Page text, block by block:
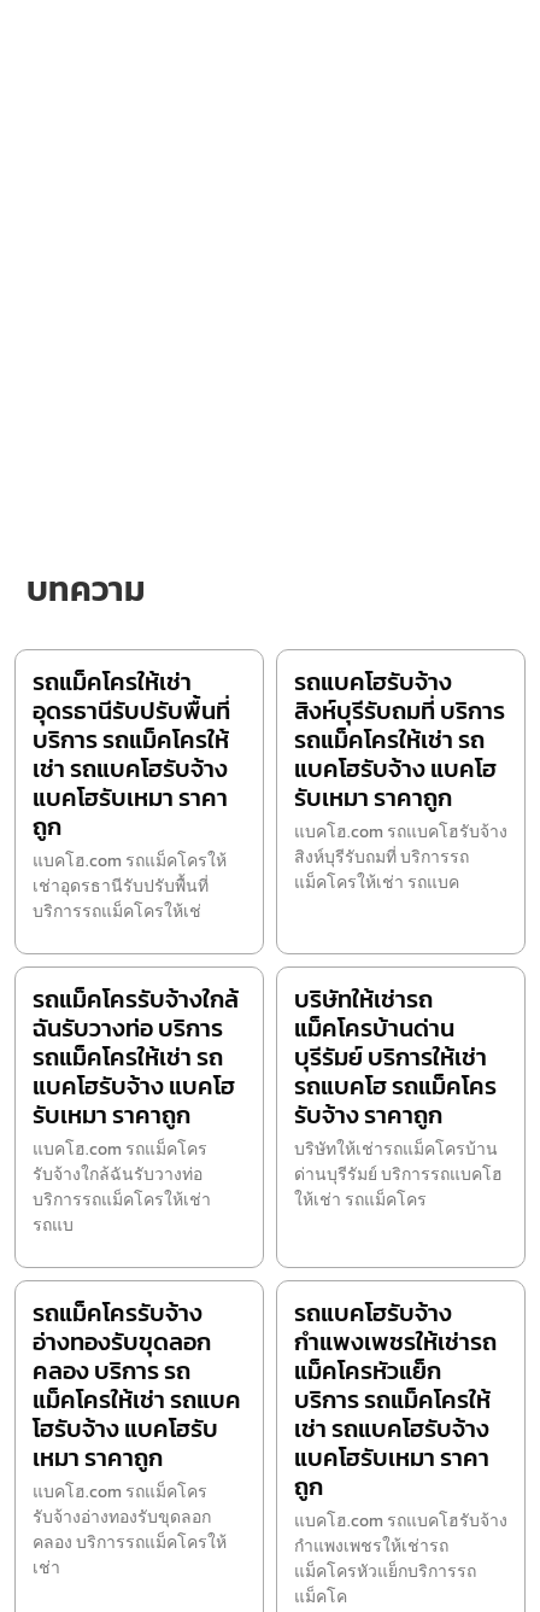
บทความ
รถแม็คโครให้เช่า
อุดรธานีรับปรับพื้นที่
บริการ รถแม็คโครให้
เช่า รถแบคโฮรับจ้าง
แบคโฮรับเหมา ราคา
ถูก
แบคโฮ.com รถแม็คโครให้
เช่าอุดรธานีรับปรับพื้นที่
บริการรถแม็คโครให้เช่
รถแบคโฮรับจ้าง
สิงห์บุรีรับถมที่ บริการ
รถแม็คโครให้เช่า รถ
แบคโฮรับจ้าง แบคโฮ
รับเหมา ราคาถูก
แบคโฮ.com รถแบคโฮรับจ้าง
สิงห์บุรีรับถมที่ บริการรถ
แม็คโครให้เช่า รถแบค
รถแม็คโครรับจ้างใกล้
ฉันรับวางท่อ บริการ
รถแม็คโครให้เช่า รถ
แบคโฮรับจ้าง แบคโฮ
รับเหมา ราคาถูก
แบคโฮ.com รถแม็คโคร
รับจ้างใกล้ฉันรับวางท่อ
บริการรถแม็คโครให้เช่า
รถแบ
บริษัทให้เช่ารถ
แม็คโครบ้านด่าน
บุรีรัมย์ บริการให้เช่า
รถแบคโฮ รถแม็คโคร
รับจ้าง ราคาถูก
บริษัทให้เช่ารถแม็คโครบ้าน
ด่านบุรีรัมย์ บริการรถแบคโฮ
ให้เช่า รถแม็คโคร
รถแม็คโครรับจ้าง
อ่างทองรับขุดลอก
คลอง บริการ รถ
แม็คโครให้เช่า รถแบค
โฮรับจ้าง แบคโฮรับ
เหมา ราคาถูก
แบคโฮ.com รถแม็คโคร
รับจ้างอ่างทองรับขุดลอก
คลอง บริการรถแม็คโครให้
เช่า
รถแบคโฮรับจ้าง
กำแพงเพชรให้เช่ารถ
แม็คโครหัวแย็ก
บริการ รถแม็คโครให้
เช่า รถแบคโฮรับจ้าง
แบคโฮรับเหมา ราคา
ถูก
แบคโฮ.com รถแบคโฮรับจ้าง
กำแพงเพชรให้เช่ารถ
แม็คโครหัวแย็กบริการรถ
แม็คโค